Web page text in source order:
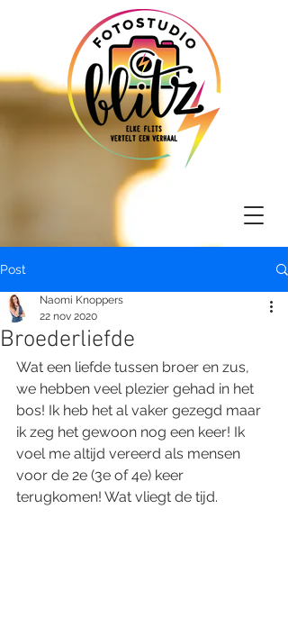
Post
Broederliefde
Naomi Knoppers
22 nov 2020
Wat een liefde tussen broer en zus,
we hebben veel plezier gehad in het
bos! Ik heb het al vaker gezegd maar
ik zeg het gewoon nog een keer! Ik
voel me altijd vereerd als mensen
voor de 2e (3e of 4e) keer
terugkomen! Wat vliegt de tijd.